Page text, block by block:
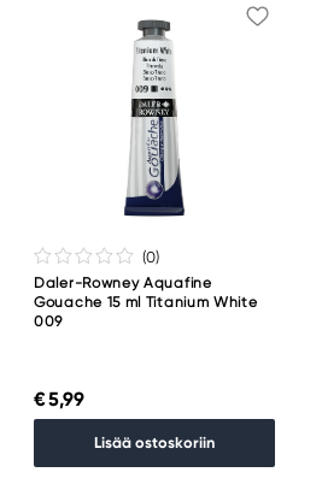
(0)
Daler-Rowney Aquafine
Gouache 15 ml Titanium White
009
€ 5,99
Lisää ostoskoriin